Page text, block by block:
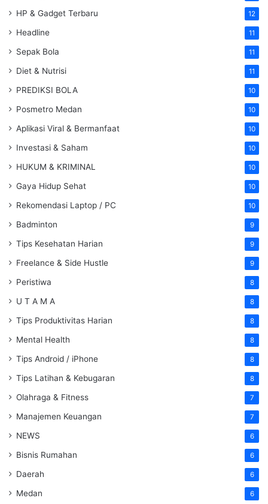
HP & Gadget Terbaru 12
Headline 11
Sepak Bola 11
Diet & Nutrisi 11
PREDIKSI BOLA 10
Posmetro Medan 10
Aplikasi Viral & Bermanfaat 10
Investasi & Saham 10
HUKUM & KRIMINAL 10
Gaya Hidup Sehat 10
Rekomendasi Laptop / PC 10
Badminton 9
Tips Kesehatan Harian 9
Freelance & Side Hustle 9
Peristiwa 8
U T A M A 8
Tips Produktivitas Harian 8
Mental Health 8
Tips Android / iPhone 8
Tips Latihan & Kebugaran 8
Olahraga & Fitness 7
Manajemen Keuangan 7
NEWS 6
Bisnis Rumahan 6
Daerah 6
Medan 6